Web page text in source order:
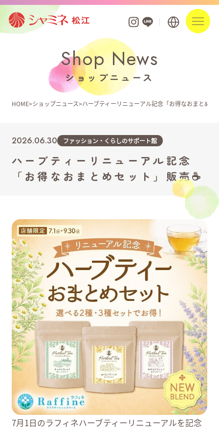
フロアガイド
ショップを探す
ショップニュース
イベント
お知らせ
よくあるご質問
ショップ求人情報
シャミネエントランス
Shop News
ショップニュース
HOME ショップニュース ハーブティーリニューアル記念「お得なおまとめセ
2026.06.30 ファッション・くらしのサポート館
ハーブティーリニューアル記念
「お得なおまとめセット」販売☕
7月1日のラフィネハーブティーリニューアルを記念